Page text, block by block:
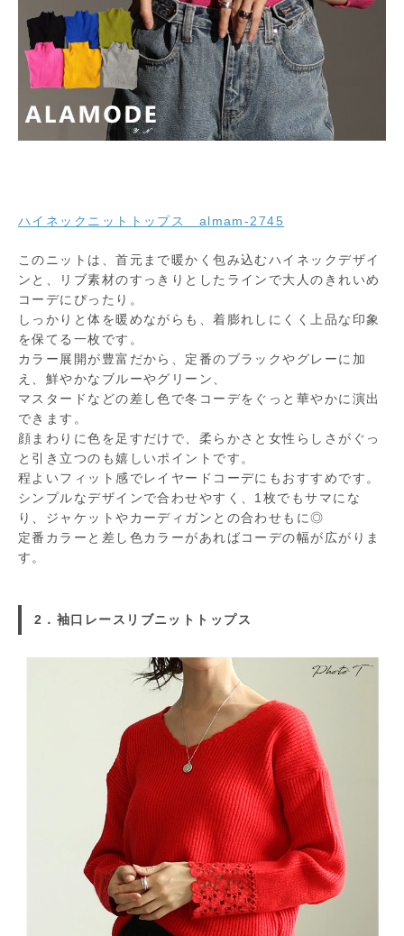
ハイネックニットトップス almam-2745
このニットは、首元まで暖かく包み込むハイネックデザイ
ンと、リブ素材のすっきりとしたラインで大人のきれいめ
コーデにぴったり。
しっかりと体を暖めながらも、着膨れしにくく上品な印象
を保てる一枚です。
カラー展開が豊富だから、定番のブラックやグレーに加
え、鮮やかなブルーやグリーン、
マスタードなどの差し色で冬コーデをぐっと華やかに演出
できます。
顔まわりに色を足すだけで、柔らかさと女性らしさがぐっ
と引き立つのも嬉しいポイントです。
程よいフィット感でレイヤードコーデにもおすすめです。
シンプルなデザインで合わせやすく、1枚でもサマにな
り、ジャケットやカーディガンとの合わせもに◎
定番カラーと差し色カラーがあればコーデの幅が広がりま
す。
2．袖口レースリブニットトップス